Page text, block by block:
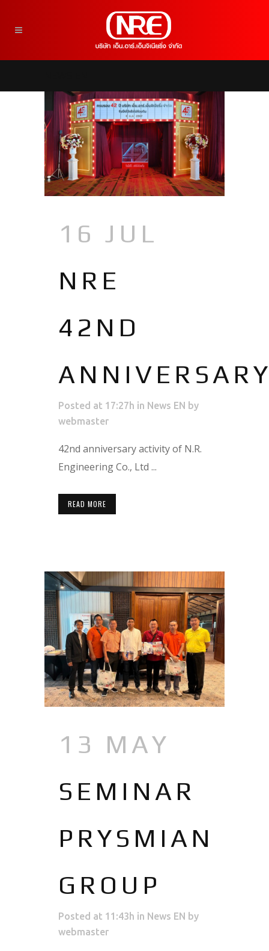
16 JUL
NRE
42ND
Posted at 17:27h in News EN by
webmaster
42nd anniversary activity of N.R.
Engineering Co., Ltd ...
READ MORE
13 MAY
SEMINAR
PRYSMIAN
GROUP
Posted at 11:43h in News EN by
webmaster